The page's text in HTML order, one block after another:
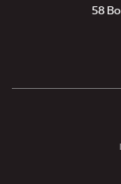
58
de